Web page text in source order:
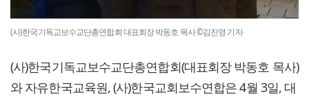
(사)한국기독교보수교단총연합회 대표회장 박동호 목사 ©김진영 기자
(사)한국기독교보수교단총연합회(대표회장 박동호 목사)
와 자유한국교육원, (사)한국교회보수연합은 4월 3일, 대